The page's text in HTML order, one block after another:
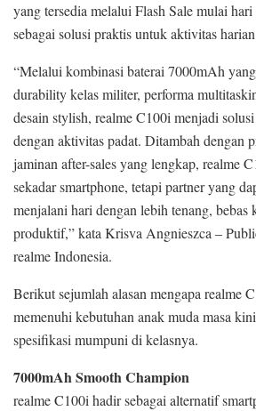
yang tersedia melalui Flash Sale mulai
sebagai solusi praktis untuk aktivitas
“Melalui kombinasi baterai 7000mAh
durability kelas militer, performa
desain stylish, realme C100i menjadi
dengan aktivitas padat. Ditambah dengan
jaminan after-sales yang lengkap, realme
sekadar smartphone, tetapi partner yang
menjalani hari dengan lebih tenang, bebas
produktif,” kata Krisva Angnieszca –
realme Indonesia.
Berikut sejumlah alasan mengapa realme
memenuhi kebutuhan anak muda masa
spesifikasi mumpuni di kelasnya.
7000mAh Smooth Champion
realme C100i hadir sebagai alternatif